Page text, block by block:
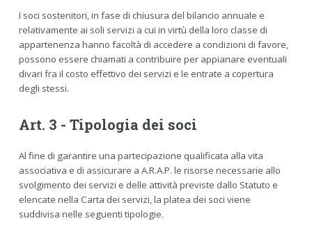
I soci sostenitori, in fase di chiusura del bilancio annuale e
relativamente ai soli servizi a cui in virtù della loro classe di
appartenenza hanno facoltà di accedere a condizioni di favore,
possono essere chiamati a contribuire per appianare eventuali
divari fra il costo effettivo dei servizi e le entrate a copertura
degli stessi.
Art. 3 - Tipologia dei soci
Al fine di garantire una partecipazione qualificata alla vita
associativa e di assicurare a A.R.A.P. le risorse necessarie allo
svolgimento dei servizi e delle attività previste dallo Statuto e
elencate nella Carta dei servizi, la platea dei soci viene
suddivisa nelle seguenti tipologie.